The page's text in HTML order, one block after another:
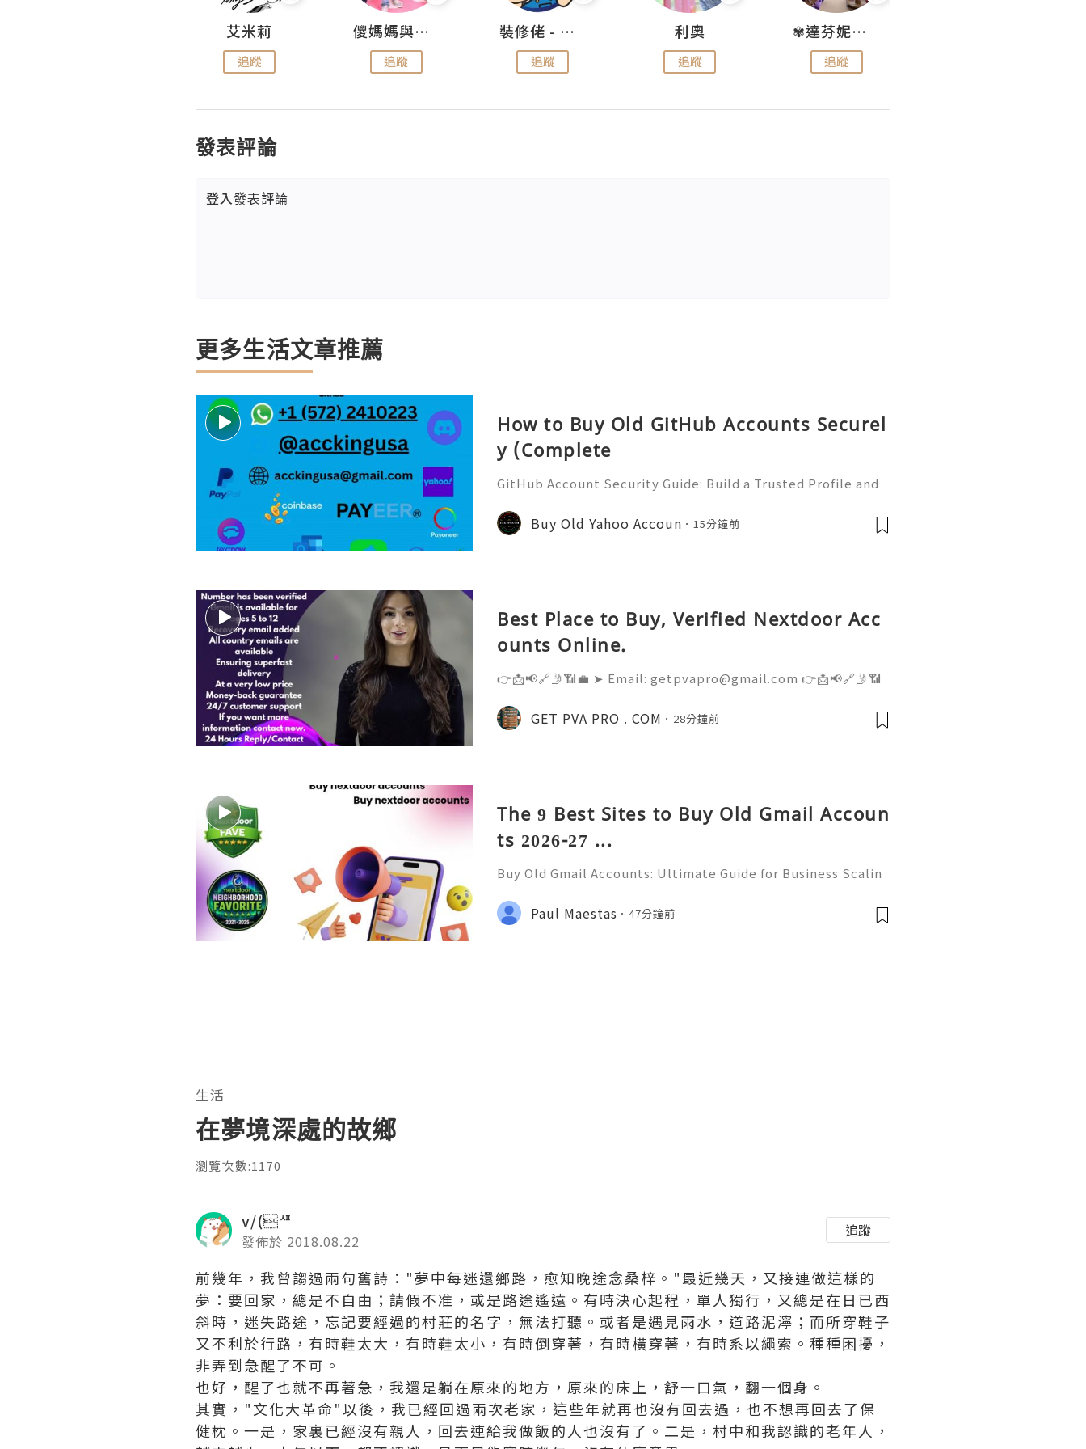
艾米莉
追蹤
儍媽媽與兩隻小魔怪之家
追蹤
裝修佬 - 香港一站式網上裝修平台
追蹤
利奧
追蹤
✾達芬妮•愛孩子•愛生活✾
追蹤
發表評論
登入發表評論
更多生活文章推薦
How to Buy Old GitHub Accounts Securel
y (Complete
GitHub Account Security Guide: Build a Trusted Profile and
d's leading platforms for software development and collabo
ration. Millions of develo
Buy Old Yahoo Accoun 15分鐘前
Best Place to Buy, Verified Nextdoor Acc
ounts Online.
👉📩📢🔗🤳📶💼 ➤ Email: getpvapro@gmail.com 👉📩📢🔗🤳📶
@Getpvapro 👉📩📢🔗🤳📶💼 ➤ Website: getpvapro.com Buy
Verified Nextdoor Accounts – Premium Quality at Getpvapr
GET PVA PRO . COM 28分鐘前
The 9 Best Sites to Buy Old Gmail Accoun
ts 2026-27 ...
Buy Old Gmail Accounts: Ultimate Guide for Business Scalin
hatsApp: +1(352)270-0568 ➤ Email: usagoodservicesit@gmai
l.co Meta Description: Looking
Paul Maestas 47分鐘前
生活
在夢境深處的故鄉
瀏覽次數:1170
v/(ᄺ
發佈於 2018.08.22
追蹤
前幾年，我曾謅過兩句舊詩："夢中每迷還鄉路，愈知晚途念桑梓。"最近幾天，又接連做這樣的
夢：要回家，總是不自由；請假不准，或是路途遙遠。有時決心起程，單人獨行，又總是在日已西
斜時，迷失路途，忘記要經過的村莊的名字，無法打聽。或者是遇見雨水，道路泥濘；而所穿鞋子
又不利於行路，有時鞋太大，有時鞋太小，有時倒穿著，有時橫穿著，有時系以繩索。種種困擾，
非弄到急醒了不可。
也好，醒了也就不再著急，我還是躺在原來的地方，原來的床上，舒一口氣，翻一個身。
其實，"文化大革命"以後，我已經回過兩次老家，這些年就再也沒有回去過，也不想再回去了保
健枕 。一是，家裏已經沒有親人，回去連給我做飯的人也沒有了。二是，村中和我認識的老年人，